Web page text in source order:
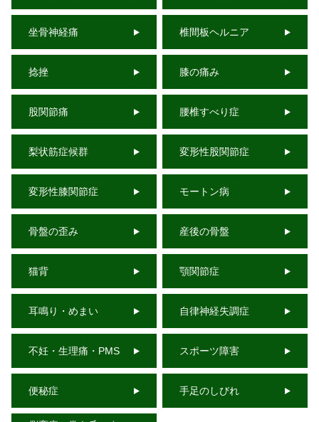
坐骨神経痛 椎間板ヘルニア
捻挫 膝の痛み
股関節痛 腰椎すべり症
梨状筋症候群 変形性股関節症
変形性膝関節症 モートン病
骨盤の歪み 産後の骨盤
猫背 顎関節症
耳鳴り・めまい 自律神経失調症
不妊・生理痛・PMS スポーツ障害
便秘症 手足のしびれ